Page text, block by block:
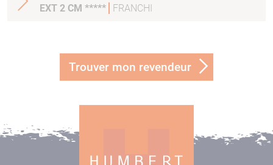
EXT 2 CM *****
FRANCHI
Trouver mon revendeur